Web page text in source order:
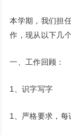
本学期，我们担
作，现从以下几
一、工作回顾：
1、识字写字
1、严格要求，每